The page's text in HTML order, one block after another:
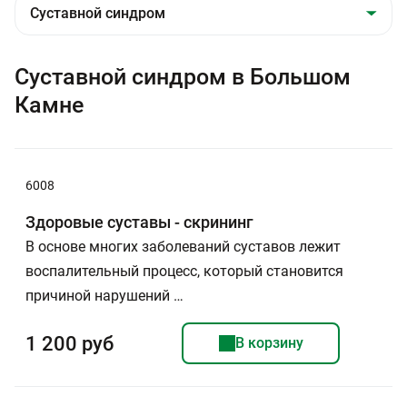
Суставной синдром в Большом
Камне
6008
Здоровые суставы - скрининг
В основе многих заболеваний суставов лежит
воспалительный процесс, который становится
причиной нарушений …
1 200 руб В корзину